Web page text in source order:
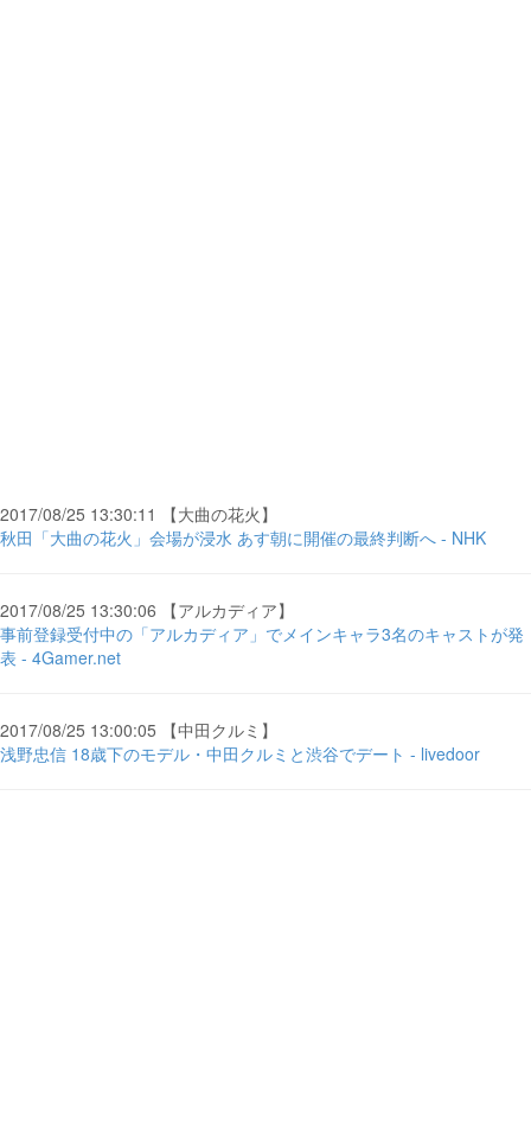
2017/08/25 13:30:11 【大曲の花火】
秋田「大曲の花火」会場が浸水 あす朝に開催の最終判断へ - NHK
2017/08/25 13:30:06 【アルカディア】
事前登録受付中の「アルカディア」でメインキャラ3名のキャストが発
表 - 4Gamer.net
2017/08/25 13:00:05 【中田クルミ】
浅野忠信 18歳下のモデル・中田クルミと渋谷でデート - livedoor